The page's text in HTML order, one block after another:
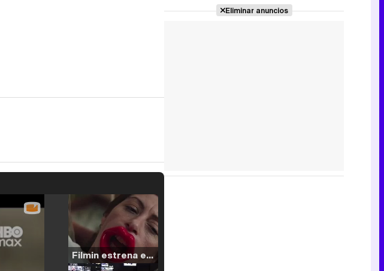
Filmin estrena el tráiler de 'Millennial Mal', su nueva comedia universitaria de la mano de Lorena Iglesias
Eliminar anuncios